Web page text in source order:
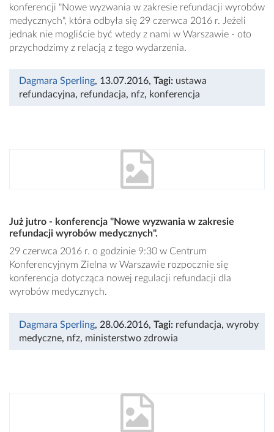
konferencji "Nowe wyzwania w zakresie refundacji wyrobów
medycznych", która odbyła się 29 czerwca 2016 r. Jeżeli
jednak nie mogliście być wtedy z nami w Warszawie - oto
przychodzimy z relacją z tego wydarzenia.
Dagmara Sperling, 13.07.2016, Tagi: ustawa
refundacyjna, refundacja, nfz, konferencja
Już jutro - konferencja "Nowe wyzwania w zakresie
refundacji wyrobów medycznych".
29 czerwca 2016 r. o godzinie 9:30 w Centrum
Konferencyjnym Zielna w Warszawie rozpocznie się
konferencja dotycząca nowej regulacji refundacji dla
wyrobów medycznych.
Dagmara Sperling, 28.06.2016, Tagi: refundacja, wyroby
medyczne, nfz, ministerstwo zdrowia